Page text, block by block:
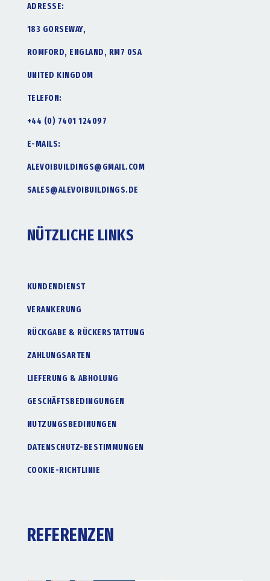
ADRESSE:
183 GORSEWAY,
ROMFORD, ENGLAND, RM7 0SA
UNITED KINGDOM
TELEFON:
+44 (0) 7401 124097
E-MAILS:
ALEVOIBUILDINGS@GMAIL.COM
SALES@ALEVOIBUILDINGS.DE
NÜTZLICHE LINKS
KUNDENDIENST
VERANKERUNG
RÜCKGABE & RÜCKERSTATTUNG
ZAHLUNGSARTEN
LIEFERUNG & ABHOLUNG
GESCHÄFTSBEDINGUNGEN
NUTZUNGSBEDINUNGEN
DATENSCHUTZ-BESTIMMUNGEN
COOKIE-RICHTLINIE
REFERENZEN